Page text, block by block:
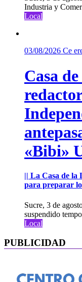
Industria y
Local
03/08/2026 Ce
Casa
«Bibi»
|| La Casa de la
para preparar
Sucre, 3 de
suspendido
Local
PUBLICIDAD